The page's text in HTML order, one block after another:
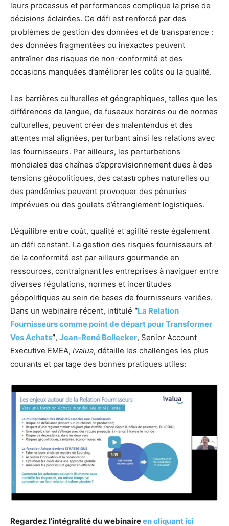
leurs processus et performances complique la prise de
décisions éclairées. Ce défi est renforcé par des
problèmes de gestion des données et de transparence :
des données fragmentées ou inexactes peuvent
entraîner des risques de non-conformité et des
occasions manquées d’améliorer les coûts ou la qualité.
Les barrières culturelles et géographiques, telles que les
différences de langue, de fuseaux horaires ou de normes
culturelles, peuvent créer des malentendus et des
attentes mal alignées, perturbant ainsi les relations avec
les fournisseurs. Par ailleurs, les perturbations
mondiales des chaînes d’approvisionnement dues à des
tensions géopolitiques, des catastrophes naturelles ou
des pandémies peuvent provoquer des pénuries
imprévues ou des goulets d’étranglement logistiques.
L’équilibre entre coût, qualité et agilité reste également
un défi constant. La gestion des risques fournisseurs et
de la conformité est par ailleurs gourmande en
ressources, contraignant les entreprises à naviguer entre
diverses régulations, normes et incertitudes
géopolitiques au sein de bases de fournisseurs variées.
Dans un webinaire récent, intitulé “La Relation
Fournisseurs comme point de départ pour Transformer
Vos Achats”, Jean-René Bollecker, Senior Account
Executive EMEA, Ivalua, détaille les challenges les plus
courants et partage des bonnes pratiques utiles:
Regardez l’intégralité du webinaireen cliquant ici